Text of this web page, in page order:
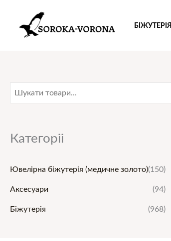
БІЖУТЕРІЯ
Категоріі
Ювелірна біжутерія (медичне золото)(150)
Аксесуари (94)
Біжутерія (968)